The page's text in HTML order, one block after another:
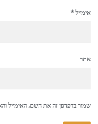
אימייל*
אתר
שמור בדפדפן זה את השם, האימייל